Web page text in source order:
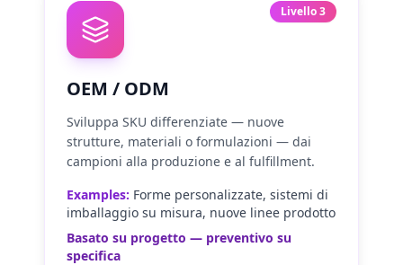
Livello 3
OEM / ODM
Sviluppa SKU differenziate — nuove
strutture, materiali o formulazioni — dai
campioni alla produzione e al fulfillment.
Examples: Forme personalizzate, sistemi di
imballaggio su misura, nuove linee prodotto
Basato su progetto — preventivo su
specifica